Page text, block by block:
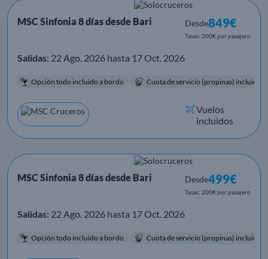
MSC Sinfonia 8 días desde Bari
Vuelos
incluidos
Desde849€
Tasas: 200€ por pasajero
Salidas: 22 Ago. 2026 hasta 17 Oct. 2026
Opción todo incluido a bordo Cuota de servicio (propinas) incluida.
MSC Sinfonia 8 días desde Bari Desde499€
Tasas: 200€ por pasajero
Salidas: 22 Ago. 2026 hasta 17 Oct. 2026
Opción todo incluido a bordo Cuota de servicio (propinas) incluida.